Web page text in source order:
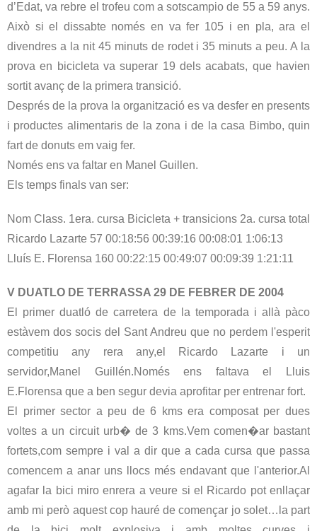
d’Edat, va rebre el trofeu com a sotscampio de 55 a 59 anys.
Això si el dissabte només en va fer 105 i en pla, ara el
divendres a la nit 45 minuts de rodet i 35 minuts a peu. A la
prova en bicicleta va superar 19 dels acabats, que havien
sortit avanç de la primera transició.
Després de la prova la organització es va desfer en presents
i productes alimentaris de la zona i de la casa Bimbo, quin
fart de donuts em vaig fer.
Només ens va faltar en Manel Guillen.
Els temps finals van ser:
Nom Class. 1era. cursa Bicicleta + transicions 2a. cursa total
Ricardo Lazarte 57 00:18:56 00:39:16 00:08:01 1:06:13
Lluís E. Florensa 160 00:22:15 00:49:07 00:09:39 1:21:11
V DUATLO DE TERRASSA 29 DE FEBRER DE 2004
El primer duatló de carretera de la temporada i allà pàco
estàvem dos socis del Sant Andreu que no perdem l'esperit
competitiu any rera any,el Ricardo Lazarte i un
servidor,Manel Guillén.Només ens faltava el Lluis
E.Florensa que a ben segur devia aprofitar per entrenar fort.
El primer sector a peu de 6 kms era composat per dues
voltes a un circuit urb� de 3 kms.Vem comen�ar bastant
fortets,com sempre i val a dir que a cada cursa que passa
comencem a anar uns llocs més endavant que l'anterior.Al
agafar la bici miro enrera a veure si el Ricardo pot enllaçar
amb mi però aquest cop hauré de començar jo solet…la part